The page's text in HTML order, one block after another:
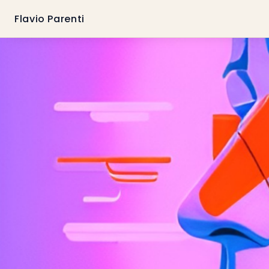
Flavio Parenti